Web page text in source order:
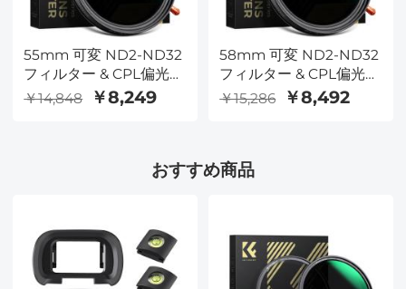
55mm 可変 ND2-ND32
フィルター & CPL偏光
フィルター, 2in1
￥14,848 ￥8,249
58mm 可変 ND2-ND32
フィルター & CPL偏光
フィルター, 2in1
￥15,286 ￥8,492
おすすめ商品